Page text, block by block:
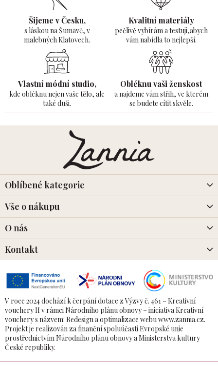
Šijeme v Česku,
s láskou na Šumavě, v
malebných Klatovech.
Kvalitní materiály
pečlivě vybírám a testuji,abych
vám nabídla to nejlepší.
Vlastní módní studio,
kde obléknu nejen vaše tělo, ale
také duši.
Obléknu vaši ženskost
a najdeme vám střih, ve kterém
se budete cítit skvěle.
t
Oblíbené kategorie
Vše o nákupu
O nás
Kontakt
V roce 2024 dochází k čerpání dotace z Výzvy č. 461 – Kreativní
vouchery II v rámci Národního plánu obnovy – iniciativa Kreativní
vouchery s názvem: Redesign a optimalizace webu www.zannia.cz.
Projekt je realizován za finanční spoluúčasti Evropské unie
prostřednictvím Národního plánu obnovy a Ministerstva kultury
České republiky.